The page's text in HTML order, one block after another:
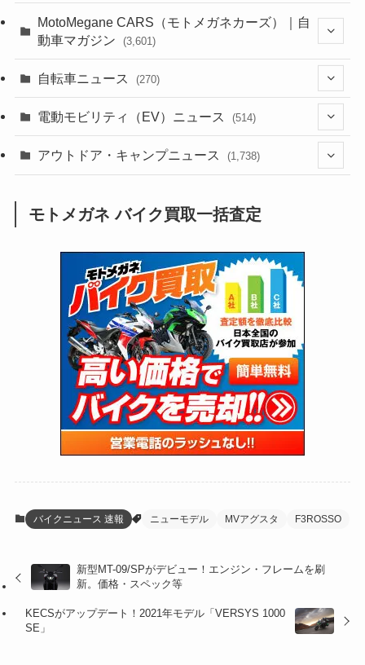
(44)
(637)
(118)
(60)
(31)
(51)
(34)
(5)
(12)
(63)
(109)
(252)
(38)
(24)
(16)
(25)
(24)
(47)
(15)
(5)
(249)
(64)
(16)
(62)
(4)
(6)
(17)
(5)
(32)
(306)
(6,953)
(2,473)
(249)
(1,226)
(12)
(131)
(38)
(131)
(167)
(85)
(21)
(61)
(171)
(98)
(13)
(60)
(274)
(171)
(38)
(47)
(59)
(36)
(47)
(66)
(16)
(141)
(254)
(204)
(1,139)
(166)
(23)
(33)
(34)
(35)
(41)
(415)
(16)
(352)
MotoMegane CARS（モトメガネカーズ）｜自
動車マガジン
(3,601)
(185)
(137)
(72)
(2,742)
(126)
(170)
自転車ニュース (270)
(54)
(211)
電動モビリティ（EV）ニュース (514)
(132)
(171)
(118)
(27)
アウトドア・キャンプニュース (1,738)
(1,605)
(147)
(13)
(19)
(12)
(16)
(8)
(16)
モトメガネ バイク買取一括査定
バイクニュース 速報 ニューモデル MVアグスタ F3ROSSO
新型MT-09/SPがデビュー！エンジン・フレームを刷
新。価格・スペック等
KECSがアップデート！2021年モデル「VERSYS 1000
SE」